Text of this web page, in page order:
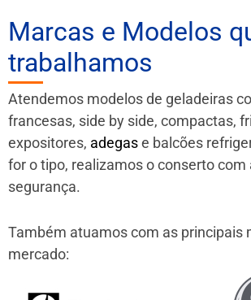
Marcas e Modelos
trabalhamos
Atendemos modelos de geladeiras
francesas, side by side, compactas,
expositores, adegase balcões
for o tipo, realizamos o conserto com
segurança.
Também atuamos com as principais
mercado: